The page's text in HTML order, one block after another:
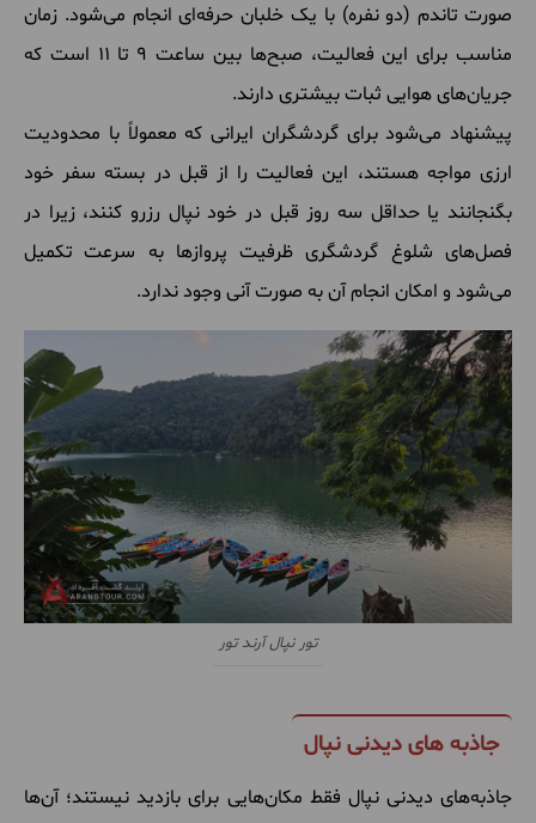
صورت تاندم (دو نفره) با یک خلبان حرفه‌ای انجام می‌شود. زمان
مناسب برای این فعالیت، صبح‌ها بین ساعت ۹ تا ۱۱ است که
جریان‌های هوایی ثبات بیشتری دارند.
پیشنهاد می‌شود برای گردشگران ایرانی که معمولاً با محدودیت
ارزی مواجه هستند، این فعالیت را از قبل در بسته سفر خود
بگنجانند یا حداقل سه روز قبل در خود نپال رزرو کنند، زیرا در
فصل‌های شلوغ گردشگری ظرفیت پروازها به سرعت تکمیل
می‌شود و امکان انجام آن به صورت آنی وجود ندارد.
تور نپال آرند تور
جاذبه های دیدنی نپال
جاذبه‌های دیدنی نپال فقط مکان‌هایی برای بازدید نیستند؛ آن‌ها